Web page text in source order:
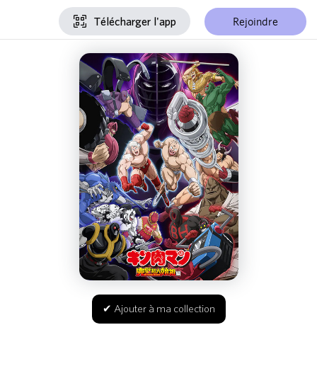
Télécharger l'app Rejoindre
✔ Ajouter à ma collection